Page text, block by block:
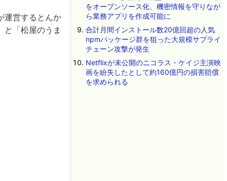
運営するとんか
「松屋のうま
をオープンソース化、機密情報を守りなが
ら業務アプリを作成可能に
合計月間インストール数20億回超の人気
npmパッケージ群を狙った大規模サプライ
チェーン攻撃が発生
Netflixが未公開のニコラス・ケイジ主演映
画を紛失したとして約160億円の損害賠償
を求められる